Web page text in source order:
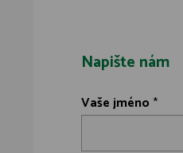
Napište nám
Vaše jméno *